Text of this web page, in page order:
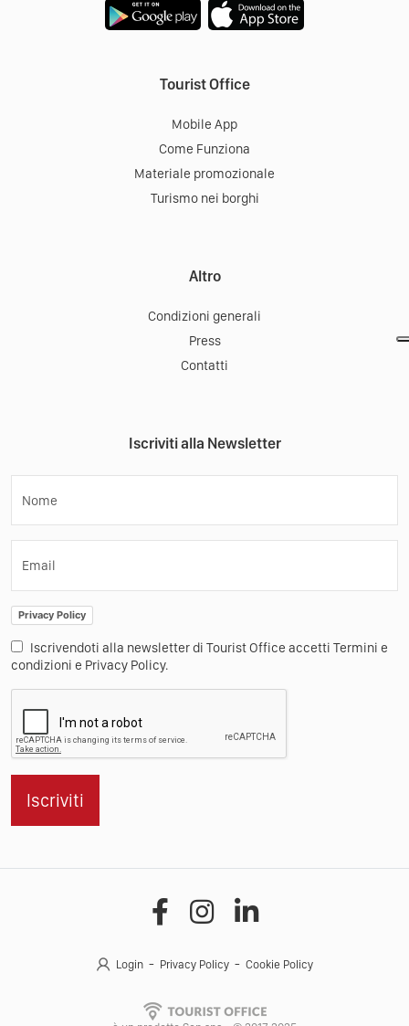
Tourist Office
Mobile App
Come Funziona
Materiale promozionale
Turismo nei borghi
Altro
Condizioni generali
Press
Contatti
Iscriviti alla Newsletter
Nome
Email
Privacy Policy
Iscrivendoti alla newsletter di Tourist Office accetti Termini e
condizioni e Privacy Policy.
Iscriviti
Login Privacy Policy Cookie Policy